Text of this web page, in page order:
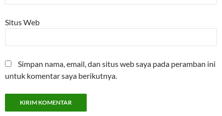
Situs Web
Simpan nama, email, dan situs web saya pada peramban ini
untuk komentar saya berikutnya.